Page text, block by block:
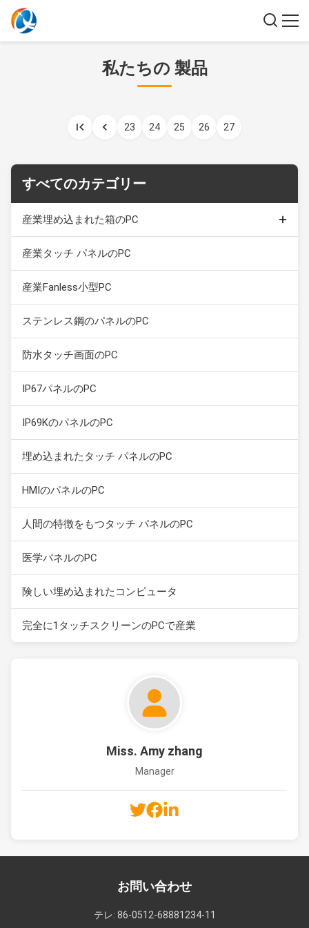
私たちの 製品
23 24 25 26 27
すべてのカテゴリー
産業埋め込まれた箱のPC
容量性接触モニター
産業タッチ画面の表示
産業タッチ パネルのPC
産業Fanless小型PC
ステンレス鋼のパネルのPC
防水タッチ画面のPC
IP67パネルのPC
IP69KのパネルのPC
埋め込まれたタッチ パネルのPC
HMIのパネルのPC
人間の特徴をもつタッチ パネルのPC
医学パネルのPC
険しい埋め込まれたコンピュータ
完全に1タッチスクリーンのPCで産業
Miss. Amy zhang
Manager
お問い合わせ
テレ: 86-0512-68881234-11